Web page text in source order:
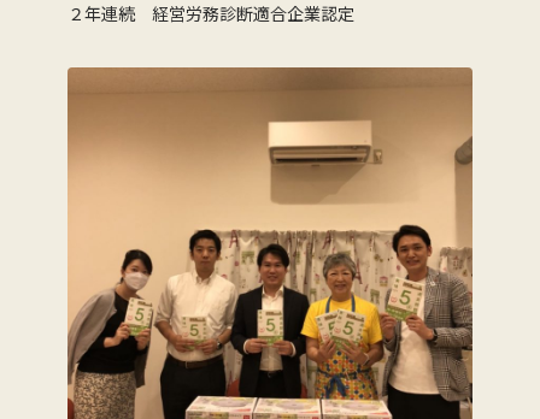
２年連続 経営労務診断適合企業認定